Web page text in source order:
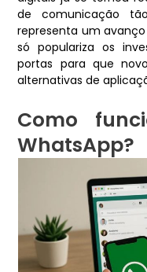
de comunicação
representa um
só populariza os
portas para que
alternativas de
Como
WhatsApp?